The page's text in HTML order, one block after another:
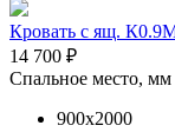
Кровать с ящ.
14 700 ₽
Спальное место, мм
900х2000